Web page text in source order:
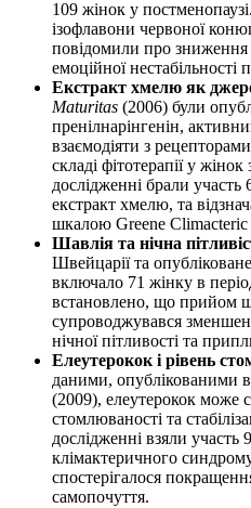
109 жінок у
ізофлавони червоної
повідомили про зниження
емоційної
Екстракт хмелю як
Maturitas (2006) були
пренілнарінгенін,
взаємодіяти з
складі фітотерапії у
дослідженні брали
екстракт хмелю, та
шкалою Greene Climacteric
Шавлія та нічна
Швейцарії та
включало 71 жінку в
встановлено, що прийом
супроводжувався
нічної пітливості та
Елеутерокок і рівень
даними, опублікованими в
(2009), елеутерокок може
стомлюваності та
дослідженні взяли участь
клімактеричного
спостерігалося
самопочуття.